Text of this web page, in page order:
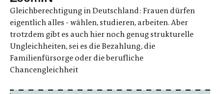
Gleichberechtigung in Deutschland: Frauen dürfen
eigentlich alles - wählen, studieren, arbeiten. Aber
trotzdem gibt es auch hier noch genug strukturelle
Ungleichheiten, sei es die Bezahlung, die
Familienfürsorge oder die berufliche
Chancengleichheit